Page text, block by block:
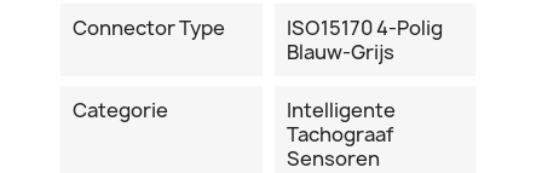
Connector Type
ISO15170 4-Polig
Blauw-Grijs
Categorie
Intelligente
Tachograaf
Sensoren